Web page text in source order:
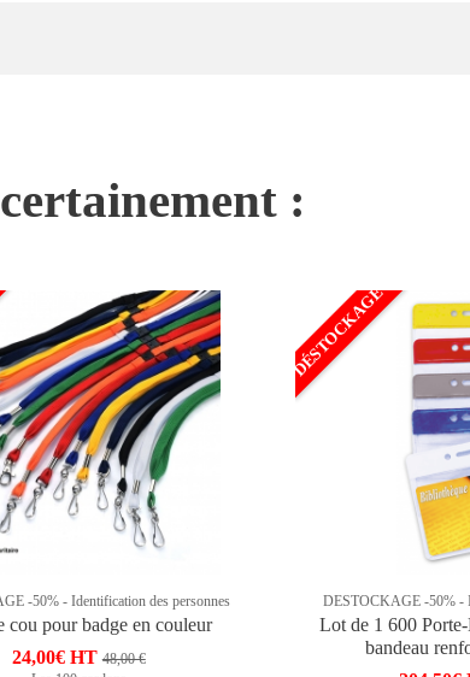
:
-50% - Identification des personnes
cou pour badge en couleur
24,00€ HT48,00 €
DÉSTOCKAGE
DESTOCKAGE -50% -
Lot de 1 600
bandeau